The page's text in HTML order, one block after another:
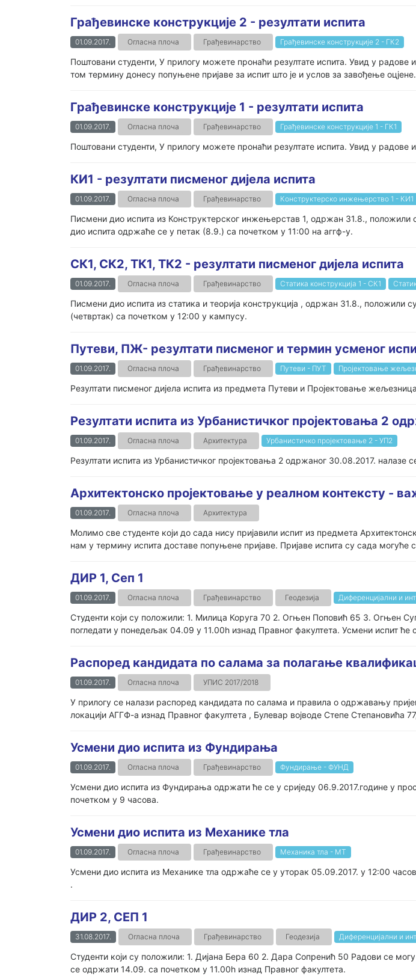
Грађевинске конструкције 2 - резултати испита
01.09.2017. Огласна плоча Грађевинарство Грађевинске конструкције 2 - ГК2
Поштовани студенти, У прилогу можете пронаћи резултате испита. Увид у
том термину донесу попуњене пријаве за испит што је и услов за завођење оцјене.
Грађевинске конструкције 1 - резултати испита
01.09.2017. Огласна плоча Грађевинарство Грађевинске конструкције 1 - ГК1
Поштовани студенти, У прилогу можете пронаћи резултате испита. Увид у радове
КИ1 - резултати писменог дијела испита
01.09.2017. Огласна плоча Грађевинарство Конструктерско инжењерство 1 - КИ1
Писмени дио испита из Конструктерског инжењерстав 1, одржан 31.8.,
дио испита одржаће се у петак (8.9.) са почетком у 11:00 на аггф-у.
СК1, СК2, ТК1, ТК2 - резултати писменог дијела испита
01.09.2017. Огласна плоча Грађевинарство Статика конструкција 1 - СК1
Писмени дио испита из статика и теорија конструкција , одржан 31.8.,
(четвртак) са почетком у 12:00 у кампусу.
Путеви, ПЖ- резултати писменог и термин усменог
01.09.2017. Огласна плоча Грађевинарство Путеви - ПУТ Пројектовање
Резултати писменог дијела испита из предмета Путеви и Пројектовање
Резултати испита из Урбанистичког пројектовања 2
01.09.2017. Огласна плоча Архитектура Урбанистичко пројектовање 2 - УП2
Резултати испита из Урбанистичког пројектовања 2 одржаног 30.08.2017. налазе
Архитектонско пројектовање у реалном контексту -
01.09.2017. Огласна плоча Архитектура
Молимо све студенте који до сада нису пријавили испит из предмета
нам у термину испита доставе попуњене пријаве. Пријаве испита су сада могуће
ДИР 1, Сеп 1
01.09.2017. Огласна плоча Грађевинарство Геодезија Диференцијални и
Студенти који су положили: 1. Милица Коруга 70 2. Огњен Поповић 65 3. Огњен
погледати у понедељак 04.09 у 11.00h изнад Правног факултета. Усмени испит ће
Распоред кандидата по салама за полагање
01.09.2017. Огласна плоча УПИС 2017/2018
У прилогу се налази распоред кандидата по салама и правила о одржавању
локацији АГГФ-а изнад Правног факултета , Булевар војводе Степе Степановића
Усмени дио испита из Фундирања
01.09.2017. Огласна плоча Грађевинарство Фундирање - ФУНД
Усмени дио испита из Фундирања одржати ће се у сриједу 06.9.2017.године у
почетком у 9 часова.
Усмени дио испита из Механике тла
01.09.2017. Огласна плоча Грађевинарство Механика тла - МТ
Усмени дио испита из Механике тла одржаће се у уторак 05.09.2017. у 12:00
.
ДИР 2, СЕП 1
31.08.2017. Огласна плоча Грађевинарство Геодезија Диференцијални и
Студенти који су положили: 1. Дијана Бера 60 2. Дара Сопренић 50 Радови се
се одржати 14.09. са почетком у 11.00h изнад Правног факултета.